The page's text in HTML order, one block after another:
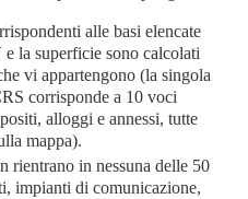
alle basi elencate
la superficie sono calcolati
vi appartengono (la singola
corrisponde a 10 voci
alloggi e annessi, tutte
mappa).
rientrano in nessuna delle 50
impianti di comunicazione,